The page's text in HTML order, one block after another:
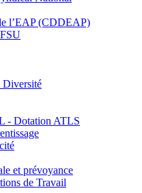
l’EAP (CDDEAP)
Diversité
- Dotation ATLS
et prévoyance
de Travail